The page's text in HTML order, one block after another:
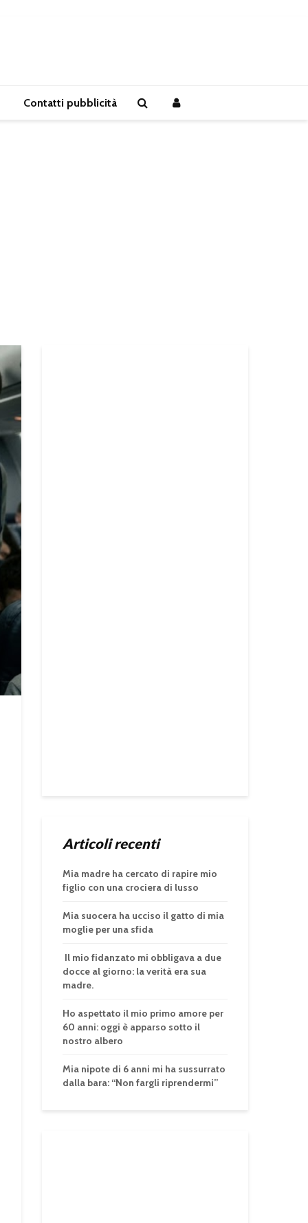
Contatti pubblicità
Articoli recenti
Mia madre ha cercato di rapire mio
figlio con una crociera di lusso
Mia suocera ha ucciso il gatto di mia
moglie per una sfida
Il mio fidanzato mi obbligava a due
docce al giorno: la verità era sua
madre.
Ho aspettato il mio primo amore per
60 anni: oggi è apparso sotto il
nostro albero
Mia nipote di 6 anni mi ha sussurrato
dalla bara: “Non fargli riprendermi”